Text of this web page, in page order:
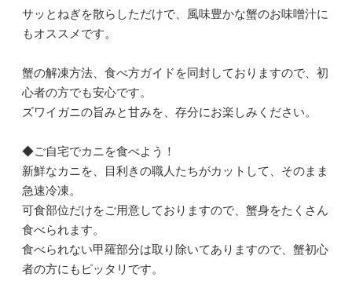
サッとねぎを散らしただけで、風味豊かな蟹のお味噌汁に
もオススメです。
蟹の解凍方法、食べ方ガイドを同封しておりますので、初
心者の方でも安心です。
ズワイガニの旨みと甘みを、存分にお楽しみください。
◆ご自宅でカニを食べよう！
新鮮なカニを、目利きの職人たちがカットして、そのまま
急速冷凍。
可食部位だけをご用意しておりますので、蟹身をたくさん
食べられます。
食べられない甲羅部分は取り除いてありますので、蟹初心
者の方にもピッタリです。